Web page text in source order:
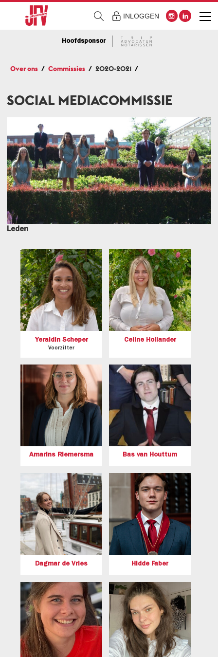
INLOGGEN
Hoofdsponsor
Over ons Commissies 2020-2021
SOCIAL MEDIACOMMISSIE
Leden
Yeraldin Scheper
Voorzitter
Celine Hollander
Amarins Riemersma Bas van Houttum
Dagmar de Vries Hidde Faber